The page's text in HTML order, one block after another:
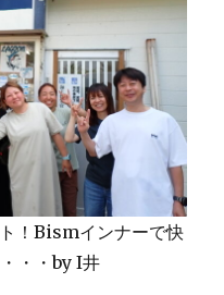
！Bismインナーで快
・・by I井